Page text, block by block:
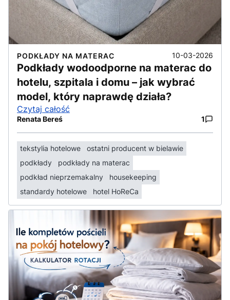
PODKŁADY NA MATERAC 10-03-2026
Podkłady wodoodporne na materac do
hotelu, szpitala i domu – jak wybrać
model, który naprawdę działa?
Czytaj całość
Renata Bereś 1
tekstylia hotelowe
ostatni producent w bielawie
podkłady
podkłady na materac
podkład nieprzemakalny
housekeeping
standardy hotelowe
hotel HoReCa